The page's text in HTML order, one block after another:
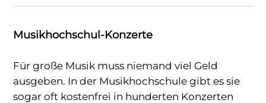
Musikhochschul-Konzerte
Für große Musik muss niemand viel Geld
ausgeben. In der Musikhochschule gibt es sie
sogar oft kostenfrei in hunderten Konzerten